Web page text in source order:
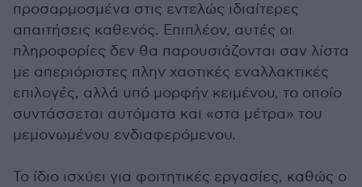
προσαρμοσμένα στις εντελώς ιδιαίτερες
απαιτήσεις καθενός. Επιπλέον, αυτές οι
πληροφορίες δεν θα παρουσιάζονται σαν λίστα
με απεριόριστες πλην χαοτικές εναλλακτικές
επιλογές, αλλά υπό μορφήν κειμένου, το οποίο
συντάσσεται αυτόματα και «στα μέτρα» του
μεμονωμένου ενδιαφερόμενου.
Το ίδιο ισχύει για φοιτητικές εργασίες, καθώς ο